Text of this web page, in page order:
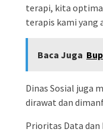
terapi, kita
terapis kami yang
Baca Juga
Dinas Sosial juga
dirawat dan
Prioritas Data dan